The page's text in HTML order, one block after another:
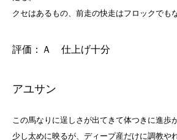
クセはあるもの、前走の快走はフロックでも
評価：Ａ 仕上げ十分
アユサン
この馬なりに逞しさが出てきて体つきに進歩
少し太めに映るが、ディープ産だけに調教や